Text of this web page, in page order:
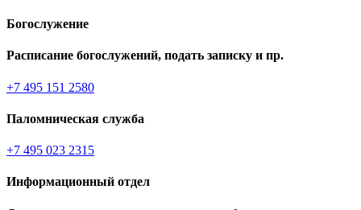
Богослужение
Расписание богослужений, подать записку и пр.
+7 495 151 2580
Паломническая служба
+7 495 023 2315
Информационный отдел